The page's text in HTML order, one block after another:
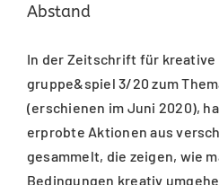
Abstand
In der Zeitschrift für kreative
gruppe&spiel 3/20 zum
(erschienen im Juni 2020),
erprobte Aktionen aus
gesammelt, die zeigen, wie
Bedingungen kreativ